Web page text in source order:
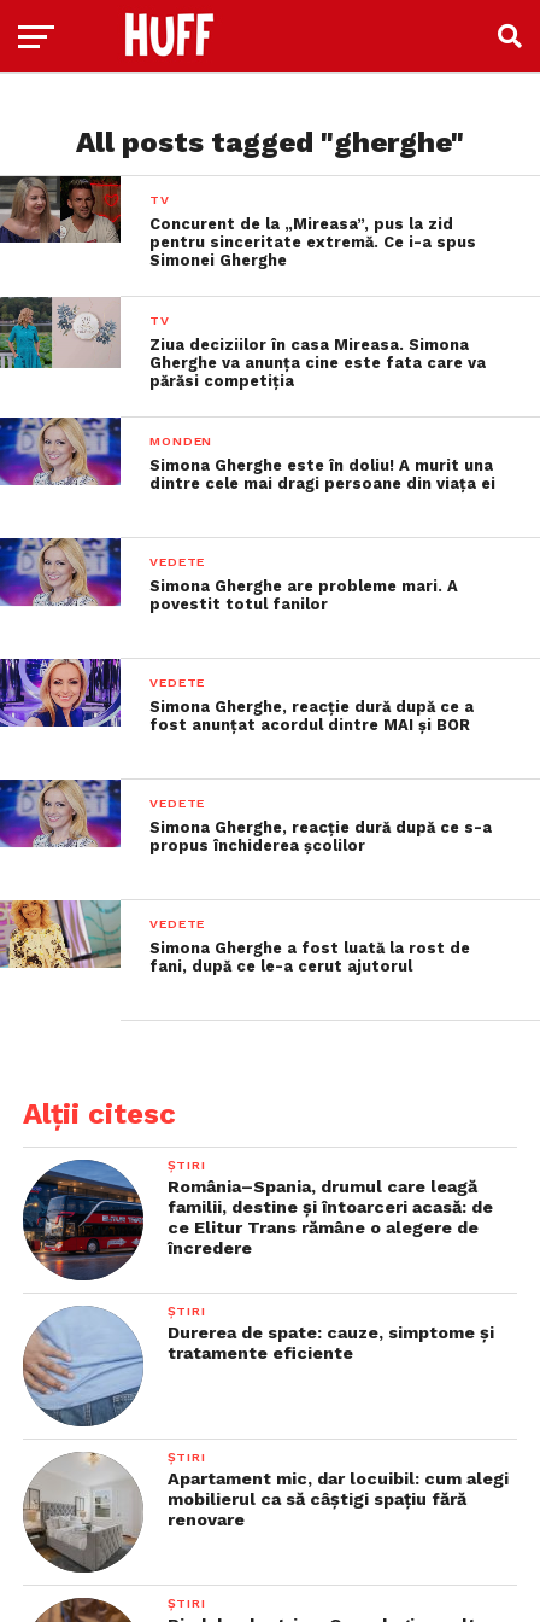
All posts tagged "gherghe"
TV
Concurent de la „Mireasa”, pus la zid
pentru sinceritate extremă. Ce i-a spus
Simonei Gherghe
TV
Ziua deciziilor în casa Mireasa. Simona
Gherghe va anunța cine este fata care va
părăsi competiția
MONDEN
Simona Gherghe este în doliu! A murit una
dintre cele mai dragi persoane din viața ei
VEDETE
Simona Gherghe are probleme mari. A
povestit totul fanilor
VEDETE
Simona Gherghe, reacție dură după ce a
fost anunțat acordul dintre MAI și BOR
VEDETE
Simona Gherghe, reacție dură după ce s-a
propus închiderea școlilor
VEDETE
Simona Gherghe a fost luată la rost de
fani, după ce le-a cerut ajutorul
Alții citesc
ȘTIRI
România–Spania, drumul care leagă
familii, destine și întoarceri acasă: de
ce Elitur Trans rămâne o alegere de
încredere
ȘTIRI
Durerea de spate: cauze, simptome și
tratamente eficiente
ȘTIRI
Apartament mic, dar locuibil: cum alegi
mobilierul ca să câștigi spațiu fără
renovare
ȘTIRI